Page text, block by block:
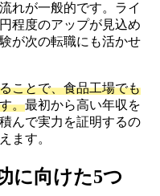
れが一般的です。ライ
程度のアップが見込め
が次の転職にも活かせ
ことで、食品工場でも
。最初から高い年収を
んで実力を証明するの
ます。
に向けた5つ